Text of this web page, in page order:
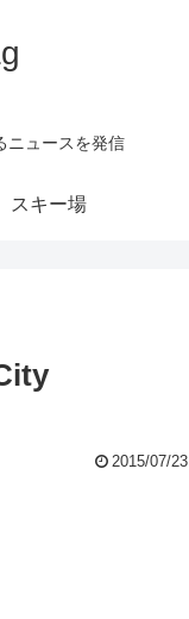
ニュースを発信
スキー場
2015/07/23